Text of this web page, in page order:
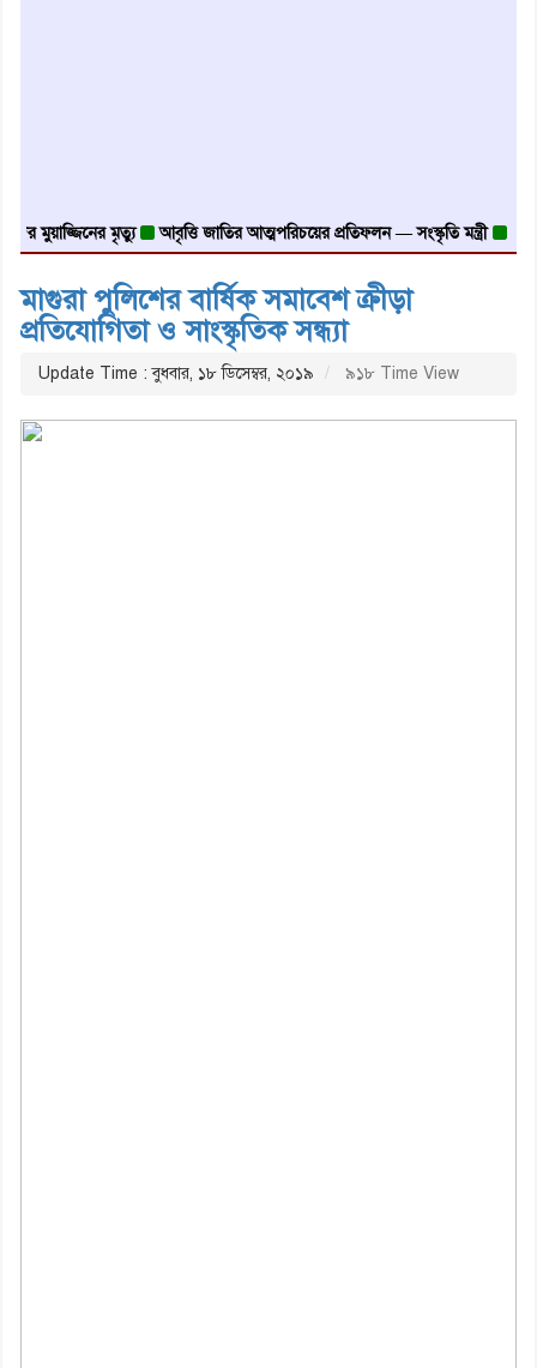
মৃত্যু আবৃত্তি জাতির আত্মপরিচয়ের প্রতিফলন — সংস্কৃতি মন্ত্রী গৃহায়ন ও
মাগুরা পুলিশের বার্ষিক সমাবেশ ক্রীড়া
প্রতিযোগিতা ও সাংস্কৃতিক সন্ধ্যা
Update Time : বুধবার, ১৮ ডিসেম্বর, ২০১৯ ৯১৮ Time View